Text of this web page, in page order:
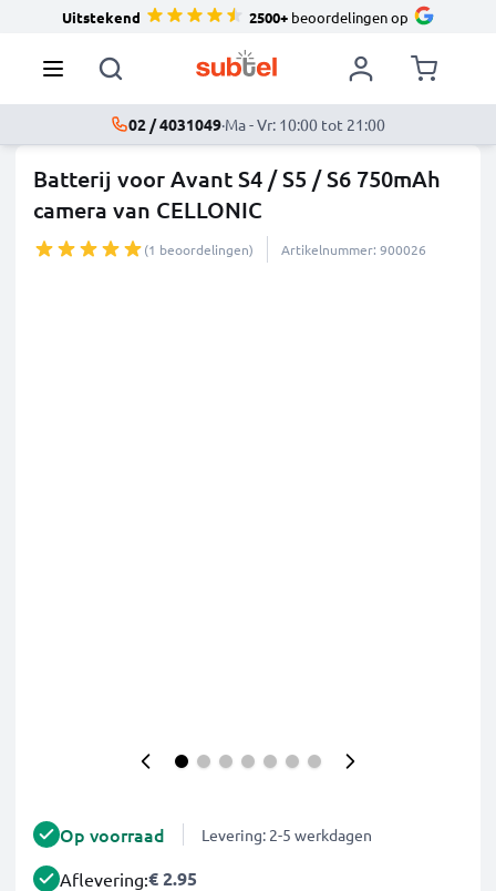
Uitstekend 2500+beoordelingen op
02 / 4031049·Ma - Vr: 10:00 tot 21:00
Batterij voor Avant S4 / S5 / S6 750mAh
camera van CELLONIC
(1 beoordelingen) Artikelnummer: 900026
Op voorraad Levering: 2-5 werkdagen
Aflevering:€ 2.95